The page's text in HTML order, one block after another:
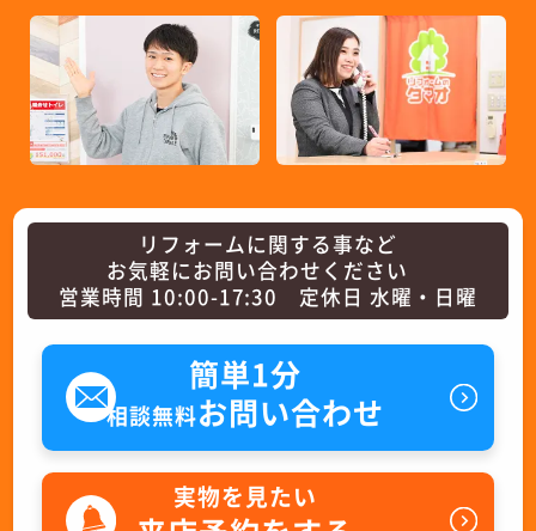
リフォームに関する事など
お気軽にお問い合わせください
営業時間 10:00-17:30 定休日 水曜・日曜
簡単1分
相談無料お問い合わせ
実物を見たい